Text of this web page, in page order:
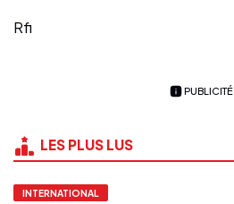
Rfi
PUBLICITÉ
LES PLUS LUS
INTERNATIONAL